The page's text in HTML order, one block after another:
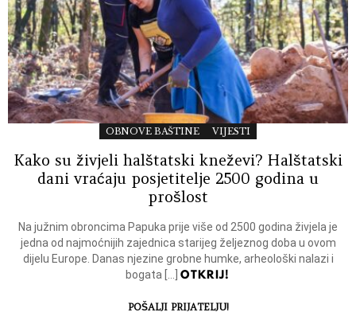
OBNOVE BAŠTINE VIJESTI
Kako su živjeli halštatski kneževi? Halštatski
dani vraćaju posjetitelje 2500 godina u
prošlost
Na južnim obroncima Papuka prije više od 2500 godina živjela je
jedna od najmoćnijih zajednica starijeg željeznog doba u ovom
dijelu Europe. Danas njezine grobne humke, arheološki nalazi i
bogata […]OTKRIJ!
POŠALJI PRIJATELJU!